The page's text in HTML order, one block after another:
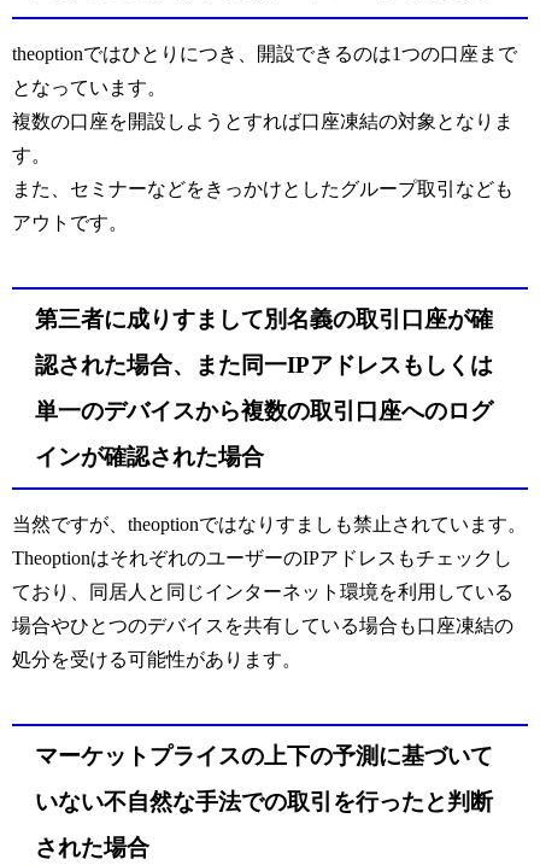
theoptionではひとりにつき、開設できるのは1つの口座まで
となっています。
複数の口座を開設しようとすれば口座凍結の対象となりま
す。
また、セミナーなどをきっかけとしたグループ取引なども
アウトです。
第三者に成りすまして別名義の取引口座が確
認された場合、また同一IPアドレスもしくは
単一のデバイスから複数の取引口座へのログ
インが確認された場合
当然ですが、theoptionではなりすましも禁止されています。
TheoptionはそれぞれのユーザーのIPアドレスもチェックし
ており、同居人と同じインターネット環境を利用している
場合やひとつのデバイスを共有している場合も口座凍結の
処分を受ける可能性があります。
マーケットプライスの上下の予測に基づいて
いない不自然な手法での取引を行ったと判断
された場合